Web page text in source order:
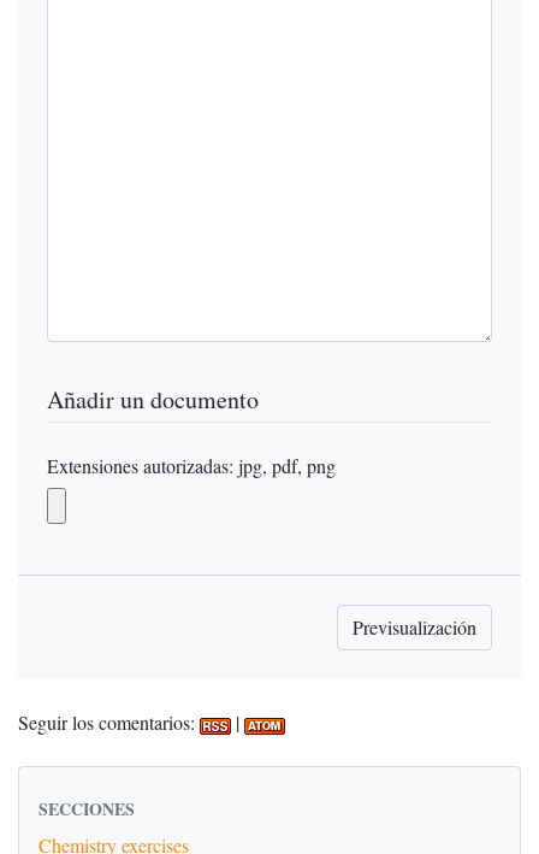
Añadir un documento
Extensiones autorizadas: jpg, pdf, png
Seguir los comentarios: |
SECCIONES
Chemistry exercises